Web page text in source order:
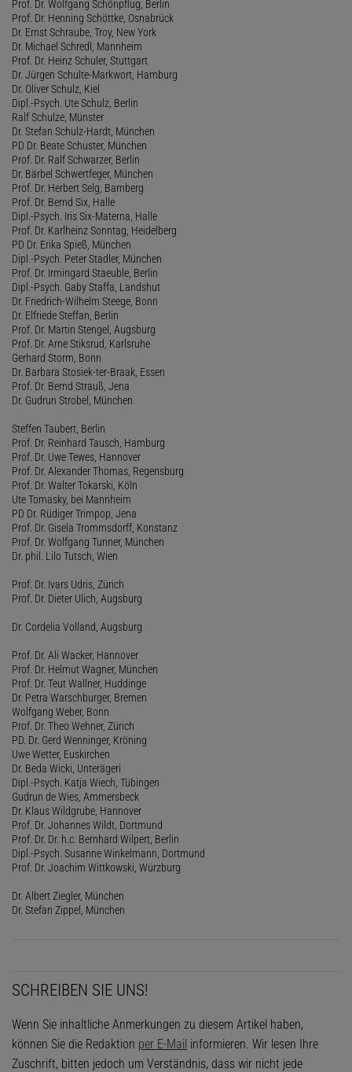
Prof. Dr. Wolfgang Schönpflug, Berlin
Prof. Dr. Henning Schöttke, Osnabrück
Dr. Ernst Schraube, Troy, New York
Dr. Michael Schredl, Mannheim
Prof. Dr. Heinz Schuler, Stuttgart
Dr. Jürgen Schulte-Markwort, Hamburg
Dr. Oliver Schulz, Kiel
Dipl.-Psych. Ute Schulz, Berlin
Ralf Schulze, Münster
Dr. Stefan Schulz-Hardt, München
PD Dr. Beate Schuster, München
Prof. Dr. Ralf Schwarzer, Berlin
Dr. Bärbel Schwertfeger, München
Prof. Dr. Herbert Selg, Bamberg
Prof. Dr. Bernd Six, Halle
Dipl.-Psych. Iris Six-Materna, Halle
Prof. Dr. Karlheinz Sonntag, Heidelberg
PD Dr. Erika Spieß, München
Dipl.-Psych. Peter Stadler, München
Prof. Dr. Irmingard Staeuble, Berlin
Dipl.-Psych. Gaby Staffa, Landshut
Dr. Friedrich-Wilhelm Steege, Bonn
Dr. Elfriede Steffan, Berlin
Prof. Dr. Martin Stengel, Augsburg
Prof. Dr. Arne Stiksrud, Karlsruhe
Gerhard Storm, Bonn
Dr. Barbara Stosiek-ter-Braak, Essen
Prof. Dr. Bernd Strauß, Jena
Dr. Gudrun Strobel, München
Steffen Taubert, Berlin
Prof. Dr. Reinhard Tausch, Hamburg
Prof. Dr. Uwe Tewes, Hannover
Prof. Dr. Alexander Thomas, Regensburg
Prof. Dr. Walter Tokarski, Köln
Ute Tomasky, bei Mannheim
PD Dr. Rüdiger Trimpop, Jena
Prof. Dr. Gisela Trommsdorff, Konstanz
Prof. Dr. Wolfgang Tunner, München
Dr. phil. Lilo Tutsch, Wien
Prof. Dr. Ivars Udris, Zürich
Prof. Dr. Dieter Ulich, Augsburg
Dr. Cordelia Volland, Augsburg
Prof. Dr. Ali Wacker, Hannover
Prof. Dr. Helmut Wagner, München
Prof. Dr. Teut Wallner, Huddinge
Dr. Petra Warschburger, Bremen
Wolfgang Weber, Bonn
Prof. Dr. Theo Wehner, Zürich
PD. Dr. Gerd Wenninger, Kröning
Uwe Wetter, Euskirchen
Dr. Beda Wicki, Unterägeri
Dipl.-Psych. Katja Wiech, Tübingen
Gudrun de Wies, Ammersbeck
Dr. Klaus Wildgrube, Hannover
Prof. Dr. Johannes Wildt, Dortmund
Prof. Dr. Dr. h.c. Bernhard Wilpert, Berlin
Dipl.-Psych. Susanne Winkelmann, Dortmund
Prof. Dr. Joachim Wittkowski, Würzburg
Dr. Albert Ziegler, München
Dr. Stefan Zippel, München
SCHREIBEN SIE UNS!
Wenn Sie inhaltliche Anmerkungen zu diesem Artikel haben,
können Sie die Redaktion per E-Mail informieren. Wir lesen Ihre
Zuschrift, bitten jedoch um Verständnis, dass wir nicht jede